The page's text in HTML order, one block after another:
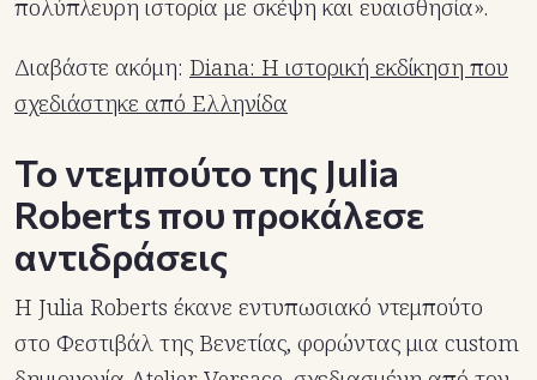
πολύπλευρη ιστορία με σκέψη και ευαισθησία».
Διαβάστε ακόμη: Diana: Η ιστορική εκδίκηση που
σχεδιάστηκε από Ελληνίδα
Το ντεμπούτο της Julia
Roberts που προκάλεσε
αντιδράσεις
Η Julia Roberts έκανε εντυπωσιακό ντεμπούτο
στο Φεστιβάλ της Βενετίας, φορώντας μια custom